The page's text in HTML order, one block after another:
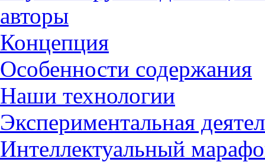
авторы
Концепция
Особенности содержания
Наши технологии
Экспериментальная
Интеллектуальный